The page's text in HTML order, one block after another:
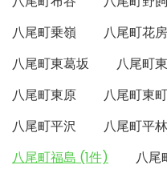
八尾町乗嶺
八尾町花房
八尾町東葛坂
八尾町
八尾町東原
八尾町東町
八尾町平沢
八尾町平林
八尾町福島 (1件)
八尾